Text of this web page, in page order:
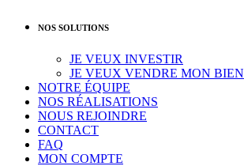
NOS SOLUTIONS
JE VEUX INVESTIR
JE VEUX VENDRE MON BIEN
NOTRE ÉQUIPE
NOS RÉALISATIONS
NOUS REJOINDRE
CONTACT
FAQ
MON COMPTE